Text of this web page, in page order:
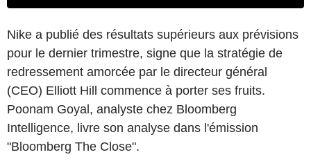
Nike a publié des résultats supérieurs aux prévisions
pour le dernier trimestre, signe que la stratégie de
redressement amorcée par le directeur général
(CEO) Elliott Hill commence à porter ses fruits.
Poonam Goyal, analyste chez Bloomberg
Intelligence, livre son analyse dans l'émission
"Bloomberg The Close".